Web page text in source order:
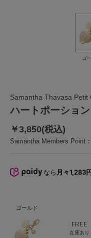
ゴ
Samantha Thavasa Petit
ハートポーショ
￥3,850(税込)
Samantha Members Point：
なら 月々1,283
ゴールド
FREE
在庫あり